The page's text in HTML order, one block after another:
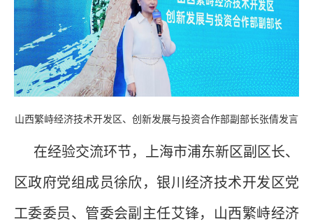
山西繁峙经济技术开发区、创新发展与投资合作部副部长张倩发言
在经验交流环节，上海市浦东新区副区长、
区政府党组成员徐欣，银川经济技术开发区党
工委委员、管委会副主任艾锋，山西繁峙经济